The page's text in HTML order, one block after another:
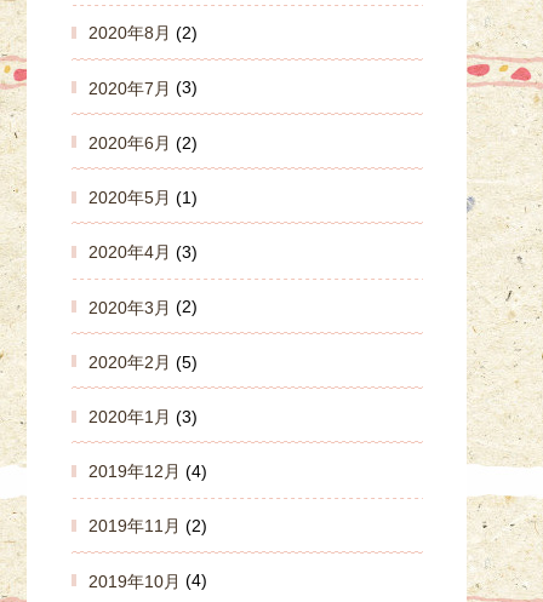
2020年8月 (2)
2020年7月 (3)
2020年6月 (2)
2020年5月 (1)
2020年4月 (3)
2020年3月 (2)
2020年2月 (5)
2020年1月 (3)
2019年12月 (4)
2019年11月 (2)
2019年10月 (4)